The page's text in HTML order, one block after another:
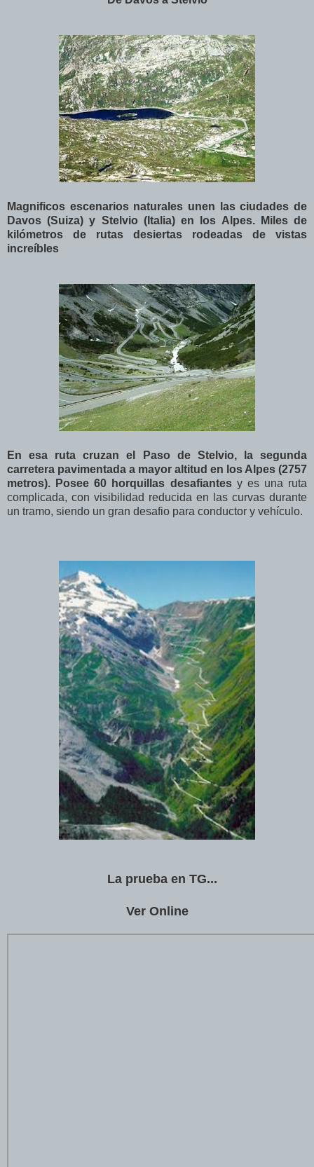
Magnificos escenarios naturales unen las ciudades de
Davos (Suiza) y Stelvio (Italia) en los Alpes. Miles de
kilómetros de rutas desiertas rodeadas de vistas
increíbles
En esa ruta cruzan el Paso de Stelvio, la segunda
carretera pavimentada a mayor altitud en los Alpes (2757
metros). Posee 60 horquillas desafiantesy es una ruta
complicada, con visibilidad reducida en las curvas durante
un tramo, siendo un gran desafio para conductor y vehículo.
La prueba en TG...
Ver Online